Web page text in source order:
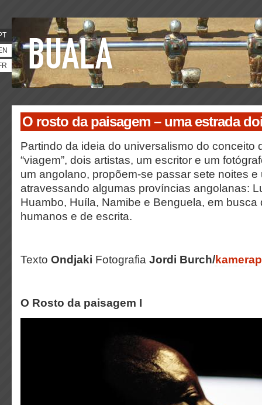
O rosto da paisagem – uma estrada
Partindo da ideia do universalismo do conceito
“viagem”, dois artistas, um escritor e um
um angolano, propõem-se passar sete noites e
atravessando algumas províncias angolanas:
Huambo, Huíla, Namibe e Benguela, em busca
humanos e de escrita.
Texto Ondjaki Fotografia Jordi Burch/
O Rosto da paisagem I